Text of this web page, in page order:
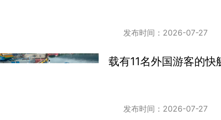
发布时间：2026-07-27
载有11名外国游客的
发布时间：2026-07-27